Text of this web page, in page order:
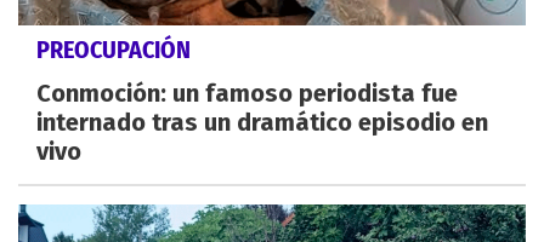
PREOCUPACIÓN
Conmoción: un famoso periodista fue
internado tras un dramático episodio en
vivo